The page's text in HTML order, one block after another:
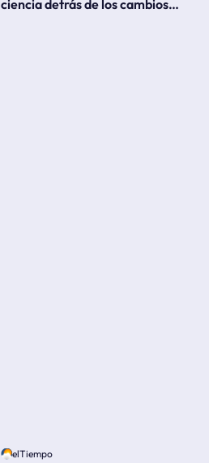
ciencia detrás de los cambios
elTiempo